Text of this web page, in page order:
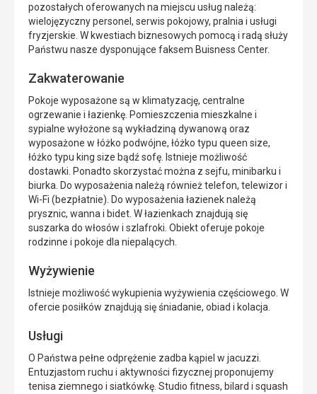
pozostałych oferowanych na miejscu usług należą:
wielojęzyczny personel, serwis pokojowy, pralnia i usługi
fryzjerskie. W kwestiach biznesowych pomocą i radą służy
Państwu nasze dysponujące faksem Buisness Center.
Zakwaterowanie
Pokoje wyposażone są w klimatyzację, centralne
ogrzewanie i łazienkę. Pomieszczenia mieszkalne i
sypialne wyłożone są wykładziną dywanową oraz
wyposażone w łóżko podwójne, łóżko typu queen size,
łóżko typu king size bądź sofę. Istnieje możliwość
dostawki. Ponadto skorzystać można z sejfu, minibarku i
biurka. Do wyposażenia należą również telefon, telewizor i
Wi-Fi (bezpłatnie). Do wyposażenia łazienek należą
prysznic, wanna i bidet. W łazienkach znajdują się
suszarka do włosów i szlafroki. Obiekt oferuje pokoje
rodzinne i pokoje dla niepalących.
Wyżywienie
Istnieje możliwość wykupienia wyżywienia częściowego. W
ofercie posiłków znajdują się śniadanie, obiad i kolacja.
Usługi
O Państwa pełne odprężenie zadba kąpiel w jacuzzi.
Entuzjastom ruchu i aktywności fizycznej proponujemy
tenisa ziemnego i siatkówkę. Studio fitness, bilard i squash